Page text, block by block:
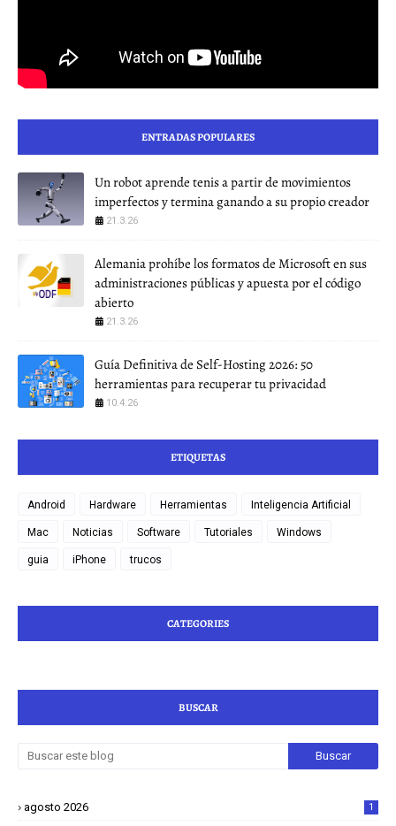
ENTRADAS POPULARES
Un robot aprende tenis a partir de movimientos
imperfectos y termina ganando a su propio creador
21.3.26
Alemania prohíbe los formatos de Microsoft en sus
administraciones públicas y apuesta por el código
abierto
21.3.26
Guía Definitiva de Self-Hosting 2026: 50
herramientas para recuperar tu privacidad
10.4.26
ETIQUETAS
Android Hardware Herramientas Inteligencia Artificial
Mac Noticias Software Tutoriales Windows
guia iPhone trucos
CATEGORIES
BUSCAR
agosto 2026 1